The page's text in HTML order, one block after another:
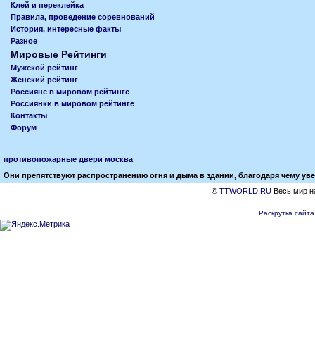
Клей и переклейка
Правила, проведение соревнований
История, интересные факты
Разное
Мировые Рейтинги
Мужской рейтинг
Женский рейтинг
Россияне в мировом рейтинге
Россиянки в мировом рейтинге
Контакты
Форум
противопожарные двери москва
Они препятствуют распространению огня и дыма в здании, благодаря чему
© TTWORLD.RU Весь мир
Раскрутка